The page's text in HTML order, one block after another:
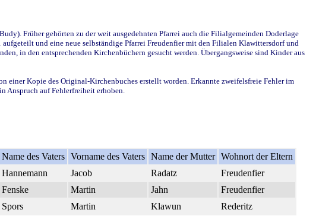
Früher gehörten zu der weit ausgedehnten Pfarrei auch die Filialgemeinden Doderlage
und eine neue selbständige Pfarrei Freudenfier mit den Filialen Klawittersdorf und
in den entsprechenden Kirchenbüchern gesucht werden. Übergangsweise sind Kinder aus
Kopie des Original-Kirchenbuches erstellt worden. Erkannte zweifelsfreie Fehler im
Anspruch auf Fehlerfreiheit erhoben.
Name des Vaters Vorname des Vaters Name der Mutter Wohnort der Eltern
Hannemann Jacob Radatz
Freudenfier
Fenske Martin Jahn
Freudenfier
Spors Martin Klawun Rederitz